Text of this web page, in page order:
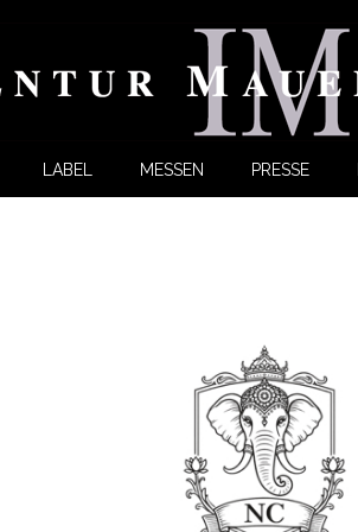
LABEL MESSEN PRESSE